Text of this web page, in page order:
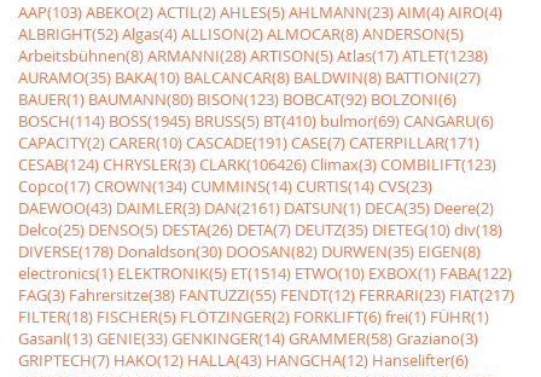
AAP(103)ABEKO(2)ACTIL(2)AHLES(5)AHLMANN(23)AIM(4)AIRO(4)
ALBRIGHT(52)Algas(4)ALLISON(2)ALMOCAR(8)ANDERSON(5)
Arbeitsbühnen(8)ARMANNI(28)ARTISON(5)Atlas(17)ATLET(1238)
AURAMO(35) BAKA(10) BALCANCAR(8) BALDWIN(8) BATTIONI(27)
BAUER(1) BAUMANN(80) BISON(123) BOBCAT(92) BOLZONI(6)
BOSCH(114) BOSS(1945) BRUSS(5) BT(410) bulmor(69)CANGARU(6)
CAPACITY(2)CARER(10)CASCADE(191)CASE(7)CATERPILLAR(171)
CESAB(124)CHRYSLER(3)CLARK(106426)Climax(3)COMBILIFT(123)
Copco(17)CROWN(134)CUMMINS(14)CURTIS(14)CVS(23)
DAEWOO(43) DAIMLER(3) DAN(2161) DATSUN(1) DECA(35) Deere(2)
Delco(25) DENSO(5) DESTA(26) DETA(7) DEUTZ(35) DIETEG(10)div(18)
DIVERSE(178) Donaldson(30) DOOSAN(82) DURWEN(35) EIGEN(8)
electronics(1) ELEKTRONIK(5) ET(1514) ETWO(10) EXBOX(1) FABA(122)
FAG(3) Fahrersitze(38) FANTUZZI(55) FENDT(12) FERRARI(23) FIAT(217)
FILTER(18) FISCHER(5) FLÖTZINGER(2) FORKLIFT(6)frei(1) FÜHR(1)
Gasanl(13)GENIE(33)GENKINGER(14)GRAMMER(58)Graziano(3)
GRIPTECH(7) HAKO(12) HALLA(43) HANGCHA(12) Hanselifter(6)